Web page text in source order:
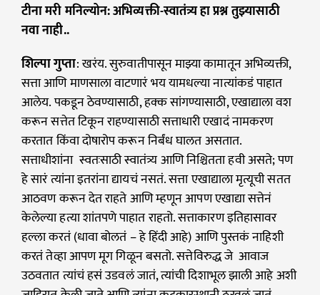
टीना मरी मनिल्योन: अभिव्यक्ती-स्वातंत्र्य हा प्रश्न तुझ्यासाठी
नवा नाही..
शिल्पा गुप्ता: खरंय. सुरुवातीपासून माझ्या कामातून अभिव्यक्ती,
सत्ता आणि माणसाला वाटणारं भय यामधल्या नात्यांकडं पाहात
आलेय. पकडून ठेवण्यासाठी, हक्क सांगण्यासाठी, एखाद्याला वश
करून सत्तेत टिकून राहण्यासाठी सत्ताधारी एखादं नामकरण
करतात किंवा दोषारोप करून निर्बंध घालत असतात.
सत्ताधीशांना स्वतःसाठी स्वातंत्र्य आणि निश्चितता हवी असते; पण
हे सारं त्यांना इतरांना द्यायचं नसतं. सत्ता एखाद्याला मृत्यूची सतत
आठवण करून देत राहते आणि म्हणून आपण एखाद्या सत्तेनं
केलेल्या हत्या शांतपणे पाहात राहतो. सत्ताकारण इतिहासावर
हल्ला करतं (धावा बोलतं – हे हिंदी आहे) आणि पुस्तकं नाहिशी
करतं तेव्हा आपण मूग गिळून बसतो. सत्तेविरुद्ध जे आवाज
उठवतात त्यांचं हसं उडवलं जातं, त्यांची दिशाभूल झाली आहे अशी